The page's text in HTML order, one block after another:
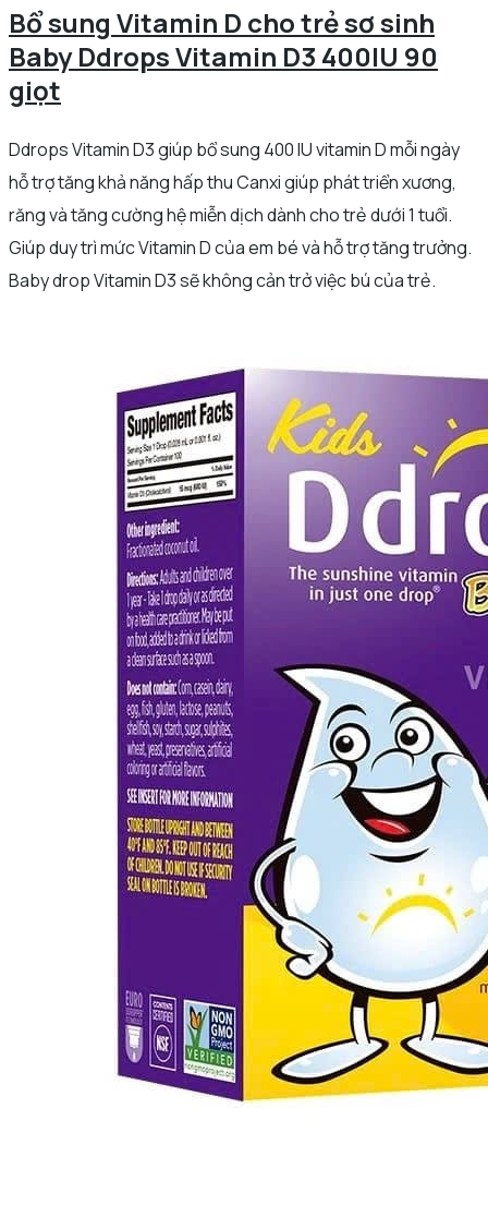
Bổ sung Vitamin D cho trẻ sơ sinh
Baby Ddrops Vitamin D3 400IU 90
giọt
Ddrops Vitamin D3 giúp bổ sung 400 IU vitamin D mỗi ngày
hỗ trợ tăng khả năng hấp thu Canxi giúp phát triển xương,
răng và tăng cường hệ miễn dịch dành cho trẻ dưới 1 tuổi.
Giúp duy trì mức Vitamin D của em bé và hỗ trợ tăng trưởng.
Baby drop Vitamin D3 sẽ không cản trở việc bú của trẻ.